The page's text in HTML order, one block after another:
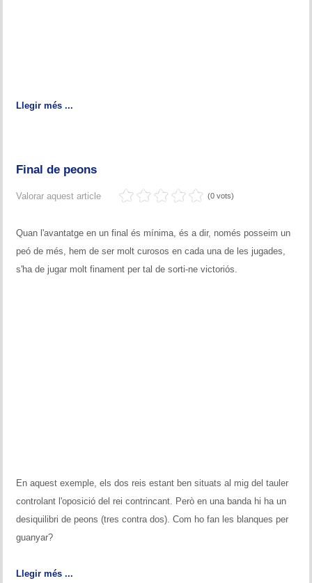
Llegir més ...
Final de peons
Valorar aquest article (0 vots)
Quan l'avantatge en un final és mínima, és a dir, només posseim un
peó de més, hem de ser molt curosos en cada una de les jugades,
s'ha de jugar molt finament per tal de sorti-ne victoriós.
En aquest exemple, els dos reis estant ben situats al mig del tauler
controlant l'oposició del rei contrincant. Però en una banda hi ha un
desiquilibri de peons (tres contra dos). Com ho fan les blanques per
guanyar?
Llegir més ...